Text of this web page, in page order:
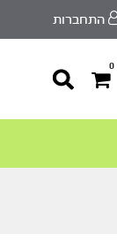
התחברות
0